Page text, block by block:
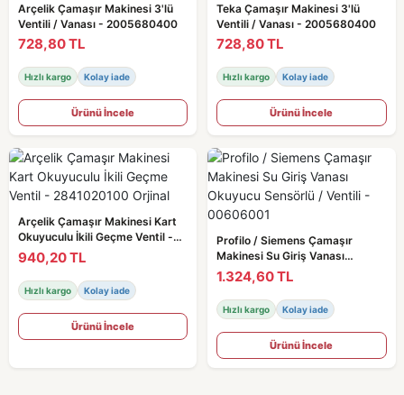
Arçelik Çamaşır Makinesi 3'lü
Ventili / Vanası - 2005680400
728,80 TL
Hızlı kargo Kolay iade
Ürünü İncele
Teka Çamaşır Makinesi 3'lü
Ventili / Vanası - 2005680400
728,80 TL
Hızlı kargo Kolay iade
Ürünü İncele
Arçelik Çamaşır Makinesi Kart
Okuyuculu İkili Geçme Ventil -
2841020100 Orjinal
940,20 TL
Hızlı kargo Kolay iade
Ürünü İncele
Profilo / Siemens Çamaşır
Makinesi Su Giriş Vanası
Okuyucu Sensörlü / Ventili -
00606001
1.324,60 TL
Hızlı kargo Kolay iade
Ürünü İncele